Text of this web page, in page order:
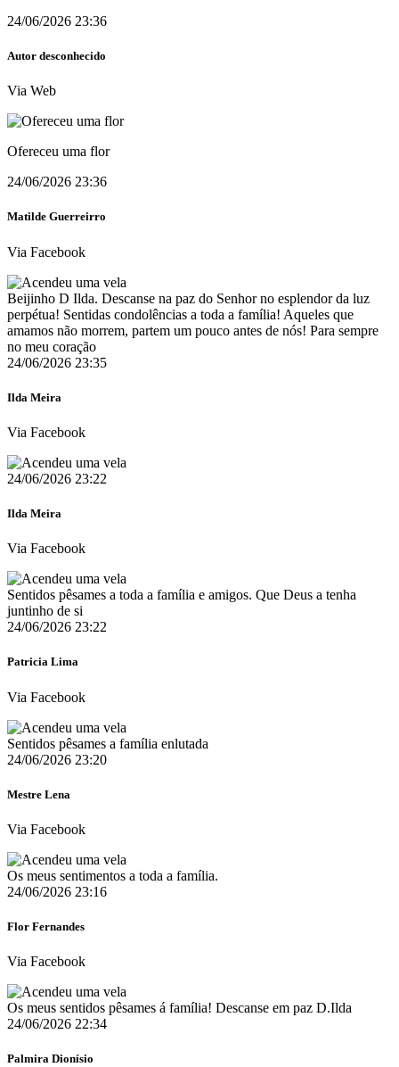
24/06/2026 23:36
Autor desconhecido
Via Web
Ofereceu uma flor
24/06/2026 23:36
Matilde Guerreirro
Via Facebook
Beijinho D Ilda. Descanse na paz do Senhor no esplendor da luz
perpétua! Sentidas condolências a toda a família! Aqueles que
amamos não morrem, partem um pouco antes de nós! Para sempre
no meu coração ️
24/06/2026 23:35
Ilda Meira
Via Facebook
24/06/2026 23:22
Ilda Meira
Via Facebook
Sentidos pêsames a toda a família e amigos. Que Deus a tenha
juntinho de si
24/06/2026 23:22
Patricia Lima
Via Facebook
Sentidos pêsames a família enlutada
24/06/2026 23:20
Mestre Lena
Via Facebook
Os meus sentimentos a toda a família.
24/06/2026 23:16
Flor Fernandes
Via Facebook
Os meus sentidos pêsames á família! Descanse em paz D.Ilda
24/06/2026 22:34
Palmira Dionísio